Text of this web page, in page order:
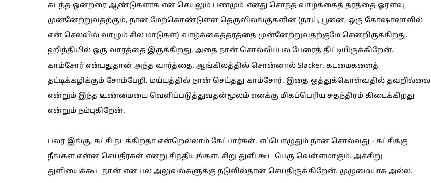
கடந்த ஒன்றரை ஆண்டுகளாக என் செயலும் பணமும் எனது சொந்த வாழ்க்கைத் தரத்தை ஓரளவு
முன்னேற்றுவதற்கும், நான் மேற்கொண்டுள்ள தெருவிலங்குகளின் (நாய், பூனை, ஒரு கோஷாலாவில்
என் செலவில் வாழும் சில மாடுகள்) வாழ்க்கைத்தரத்தை முன்னேற்றுவதற்குமே சென்றிருக்கிறது.
ஹிந்தியில் ஒரு வார்த்தை இருக்கிறது. அதை நான் சொல்லிப்பல பேரைத் திட்டியிருக்கிறேன்.
காம்சோர் என்பதுதான் அந்த வார்த்தை. ஆங்கிலத்தில் சொன்னால் Slacker. கடமைகளைத்
தட்டிக்கழிக்கும் சோம்பேறி. மய்யத்தில் நான் செய்தது காம்சோர். இதை ஒத்துக்கொள்வதில் தவறில்லை
என்றும் இந்த உண்மையை வெளிப்படுத்துவதன்மூலம் எனக்கு மிகப்பெரிய சுதந்திரம் கிடைக்கிறது
என்றும் நம்புகிறேன்.
பலர் இங்கு, கட்சி நடக்கிறதா என்றெல்லாம் கேட்பார்கள். எப்பொழுதும் நான் சொல்வது - கட்சிக்கு
நீங்கள் என்ன செய்தீர்கள் என்று சிந்தியுங்கள். சிறு துளி கூட பெரு வெள்ளமாகும். அச்சிறு
துளியைக்கூட நான் என் பல அலுவல்களுக்கு நடுவில்தான் செய்திருக்கிறேன். முழுமையாக அல்ல.